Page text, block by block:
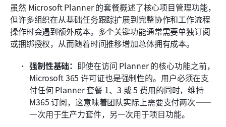
虽然 Microsoft Planner 的套餐概述了核心项目管理功能，
但许多组织在从基础任务跟踪扩展到完整协作和工作流程
操作时会遇到额外成本。多个关键功能通常需要单独订阅
或捆绑授权，从而随着时间推移增加总体拥有成本。
强制性基础： 即使在访问 Planner 的核心功能之前，
Microsoft 365 许可证也是强制性的。用户必须在支
付任何 Planner 套餐 1、3 或 5 费用的同时，维持
M365 订阅，这意味着团队实际上需要支付两次——
一次用于生产力套件，另一次用于项目功能。